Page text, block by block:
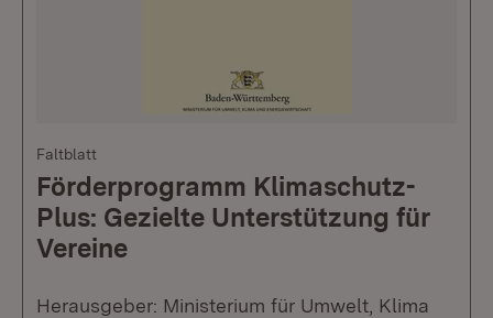
Faltblatt
Förderprogramm Klimaschutz-
Plus: Gezielte Unterstützung für
Vereine
Herausgeber: Ministerium für Umwelt, Klima